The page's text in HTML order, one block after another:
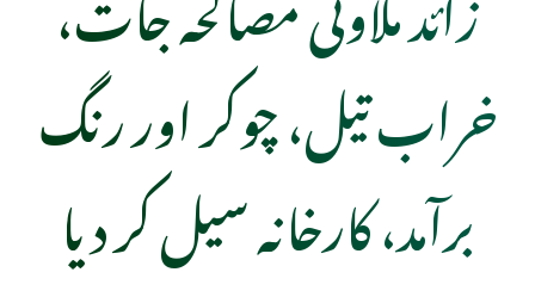
خراب تیل، چوکر اور رنگ
برآمد، کارخانہ سیل کر دیا